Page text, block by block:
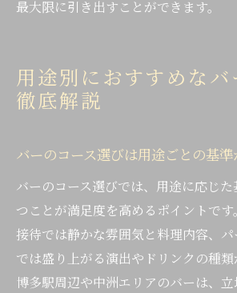
最大限に引き出すことができます。
用途別におすすめな
徹底解説
バーのコース選びは用途ごとの基
バーのコース選びでは、用途に応じ
つことが満足度を高めるポイントで
接待では静かな雰囲気と料理内容、
では盛り上がる演出やドリンクの種類
博多駅周辺や中洲エリアのバーは、